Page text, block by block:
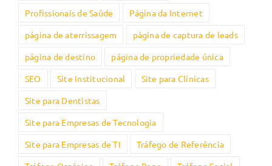
Profissionais de Saúde
Página da Internet
página de aterrissagem
página de captura de leads
página de destino
página de propriedade única
SEO
Site Institucional
Site para Clínicas
Site para Dentistas
Site para Empresas de Tecnologia
Site para Empresas de TI
Tráfego de Referência